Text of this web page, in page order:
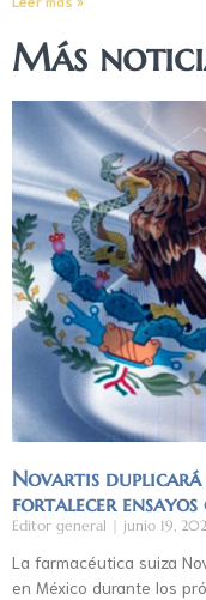
Más
Novartis duplicará
fortalecer
Editor general junio 19,
La farmacéutica suiza
en México durante los